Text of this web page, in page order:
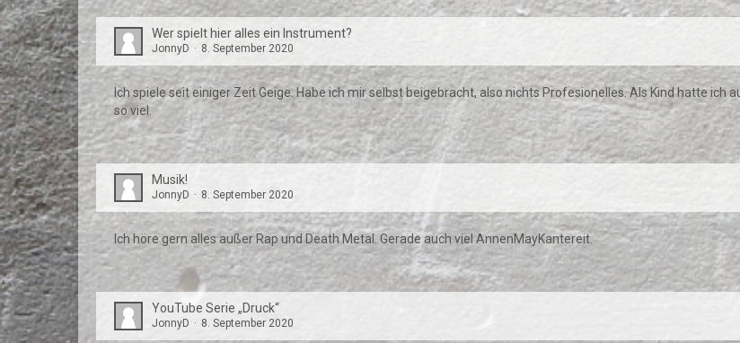
Wer spielt hier alles ein Instrument?
JonnyD 8. September 2020
Ich spiele seit einiger Zeit Geige. Habe ich mir selbst beigebracht, also nichts Profesionelles. Als Kind hatte ich
so viel.
Musik!
JonnyD 8. September 2020
Ich höre gern alles außer Rap und Death Metal. Gerade auch viel AnnenMayKantereit.
YouTube Serie „Druck“
JonnyD 8. September 2020